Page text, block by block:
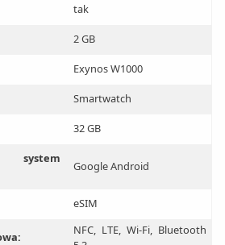
tak
2 GB
Exynos W1000
Smartwatch
32 GB
system
Google Android
eSIM
NFC, LTE, Wi-Fi, Bluetooth